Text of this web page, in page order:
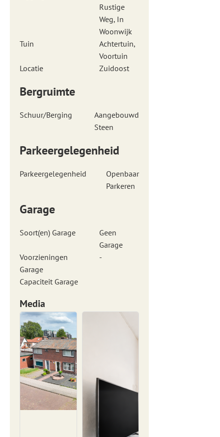
Rustige
Weg, In
Woonwijk
Tuin
Achtertuin,
Voortuin
Locatie
Zuidoost
Bergruimte
Schuur/Berging
Aangebouwd
Steen
Parkeergelegenheid
Parkeergelegenheid
Openbaar
Parkeren
Garage
Soort(en) Garage
Geen
Garage
Voorzieningen
Garage
-
Capaciteit Garage
Media